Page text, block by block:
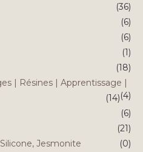
(36)
(6)
(6)
(1)
(18)
| Résines | Apprentissage |
(4)
(14)
(6)
(21)
Jesmonite
(0)